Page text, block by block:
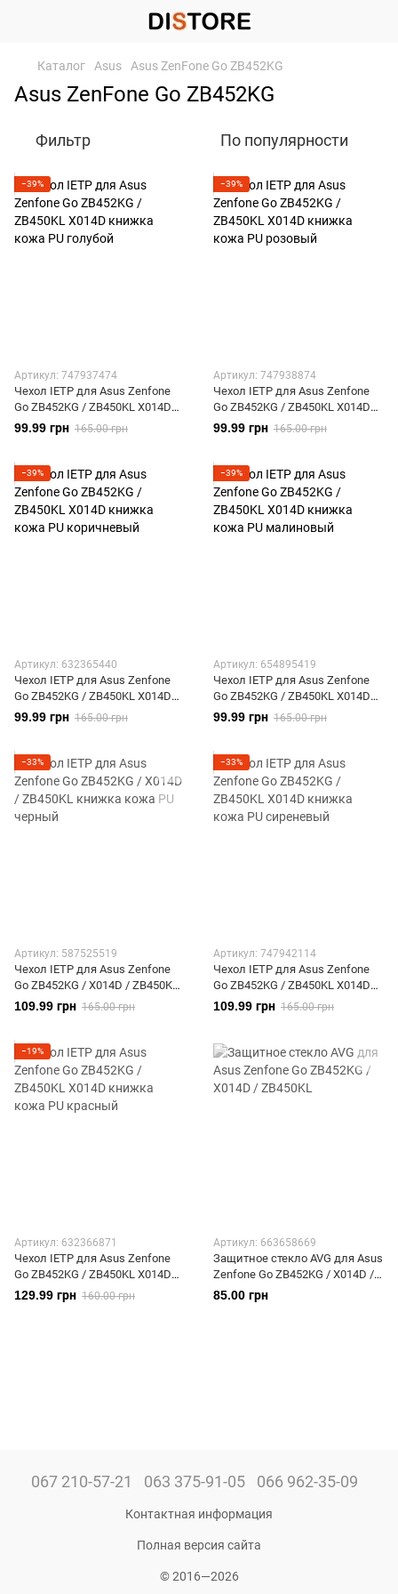
Каталог Asus Asus ZenFone Go ZB452KG
Asus ZenFone Go ZB452KG
Фильтр По популярности
−39%
Артикул: 747937474
Чехол IETP для Asus Zenfone
Go ZB452KG / ZB450KL X014D
книжка кожа PU голубой
99.99 грн 165.00 грн
−39%
Артикул: 747938874
Чехол IETP для Asus Zenfone
Go ZB452KG / ZB450KL X014D
книжка кожа PU розовый
99.99 грн 165.00 грн
−39%
Артикул: 632365440
Чехол IETP для Asus Zenfone
Go ZB452KG / ZB450KL X014D
книжка кожа PU коричневый
99.99 грн 165.00 грн
−39%
Артикул: 654895419
Чехол IETP для Asus Zenfone
Go ZB452KG / ZB450KL X014D
книжка кожа PU малиновый
99.99 грн 165.00 грн
−33%
Артикул: 587525519
Чехол IETP для Asus Zenfone
Go ZB452KG / X014D / ZB450KL
книжка кожа PU черный
109.99 грн 165.00 грн
−33%
Артикул: 747942114
Чехол IETP для Asus Zenfone
Go ZB452KG / ZB450KL X014D
книжка кожа PU сиреневый
109.99 грн 165.00 грн
−19%
Артикул: 632366871
Чехол IETP для Asus Zenfone
Go ZB452KG / ZB450KL X014D
книжка кожа PU красный
129.99 грн 160.00 грн
Артикул: 663658669
Защитное стекло AVG для Asus
Zenfone Go ZB452KG / X014D /
ZB450KL
85.00 грн
067 210-57-21 063 375-91-05 066 962-35-09
Контактная информация
Полная версия сайта
© 2016—2026